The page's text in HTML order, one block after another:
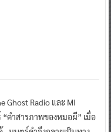
Ghost Radio และ MI
“คำสารภาพของหมอผี” เมื่อ